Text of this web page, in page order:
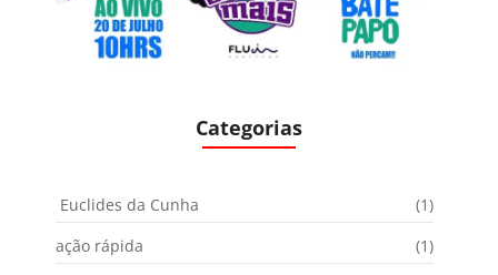
Categorias
Euclides da Cunha
(1)
ação rápida
(1)